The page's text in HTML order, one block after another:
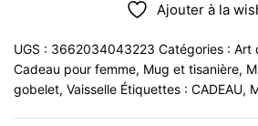
Ajouter à la
UGS : 3662034043223 Catégories : Art
Cadeau pour femme, Mug et tisanière,
gobelet, Vaisselle Étiquettes : CADEAU,